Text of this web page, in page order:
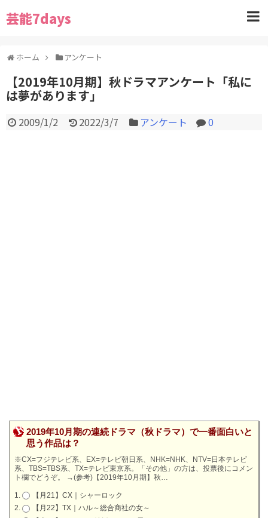
芸能7days
ホーム アンケート
【2019年10月期】秋ドラマアンケート「私に
は夢があります」
2009/1/2 2022/3/7 アンケート 0
2019年10月期の連続ドラマ（秋ドラマ）で一番面白いと
思う作品は？
※CX=フジテレビ系、EX=テレビ朝日系、NHK=NHK、NTV=日本テレビ
系、TBS=TBS系、TX=テレビ東京系。「その他」の方は、投票後にコメン
ト欄でどうぞ。
→(参考)【2019年10月期】秋…
【月21】CX｜シャーロック
【月22】TX｜ハル～総合商社の女～